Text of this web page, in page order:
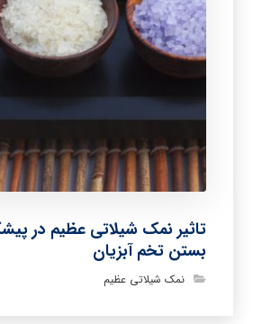
تاثیر نمک شیلاتی عظیم در
بستن تخم آبزیان
نمک شیلاتی عظیم